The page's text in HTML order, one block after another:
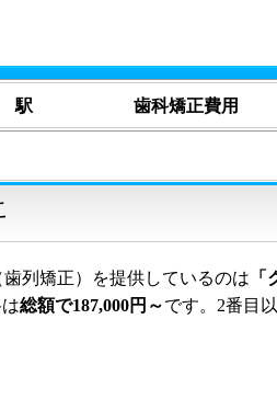
駅 歯科矯正費用
列矯正）を提供しているのは 「
総額で187,000円～です。2番目